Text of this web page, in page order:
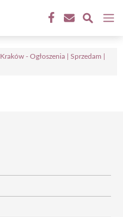
Kraków - Ogłoszenia | Sprzedam |